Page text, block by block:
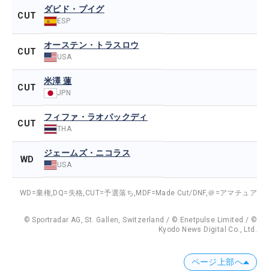
CUT
ダビド・プイグ
ESP
CUT
オーステン・トラスロウ
USA
CUT
米澤 蓮
JPN
CUT
フィファ・ラオパックディ
THA
WD
ジェームズ・ニコラス
USA
WD=棄権, DQ=失格, CUT=予選落ち, MDF=Made Cut/DNF,＠=アマチュア
© Sportradar AG, St. Gallen, Switzerland / © Enetpulse Limited / ©
Kyodo News Digital Co., Ltd.
ページ上部へ